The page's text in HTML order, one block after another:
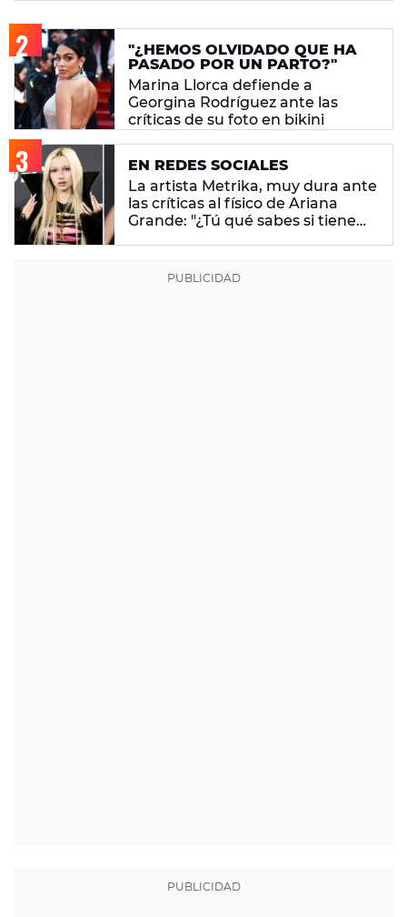
"¿HEMOS OLVIDADO QUE HA
PASADO POR UN PARTO?"
Marina Llorca defiende a
Georgina Rodríguez ante las
críticas de su foto en bikini
EN REDES SOCIALES
La artista Metrika, muy dura ante
las críticas al físico de Ariana
Grande: "¿Tú qué sabes si tiene